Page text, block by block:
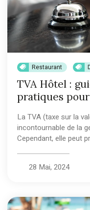
Restaurant
TVA Hôtel :
pratiques
La TVA (taxe sur la
incontournable de la
Cependant, elle peut
28 Mai, 2024